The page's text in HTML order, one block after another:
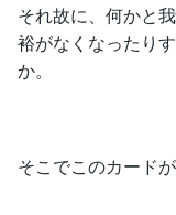
それ故に、何かと
裕がなくなったり
か。
そこでこのカード